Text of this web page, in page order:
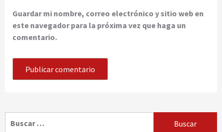
Guardar mi nombre, correo electrónico y sitio web en
este navegador para la próxima vez que haga un
comentario.